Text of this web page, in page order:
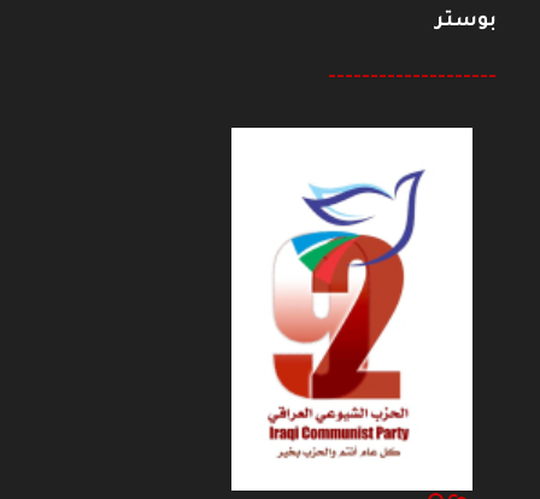
بوستر
--------------------